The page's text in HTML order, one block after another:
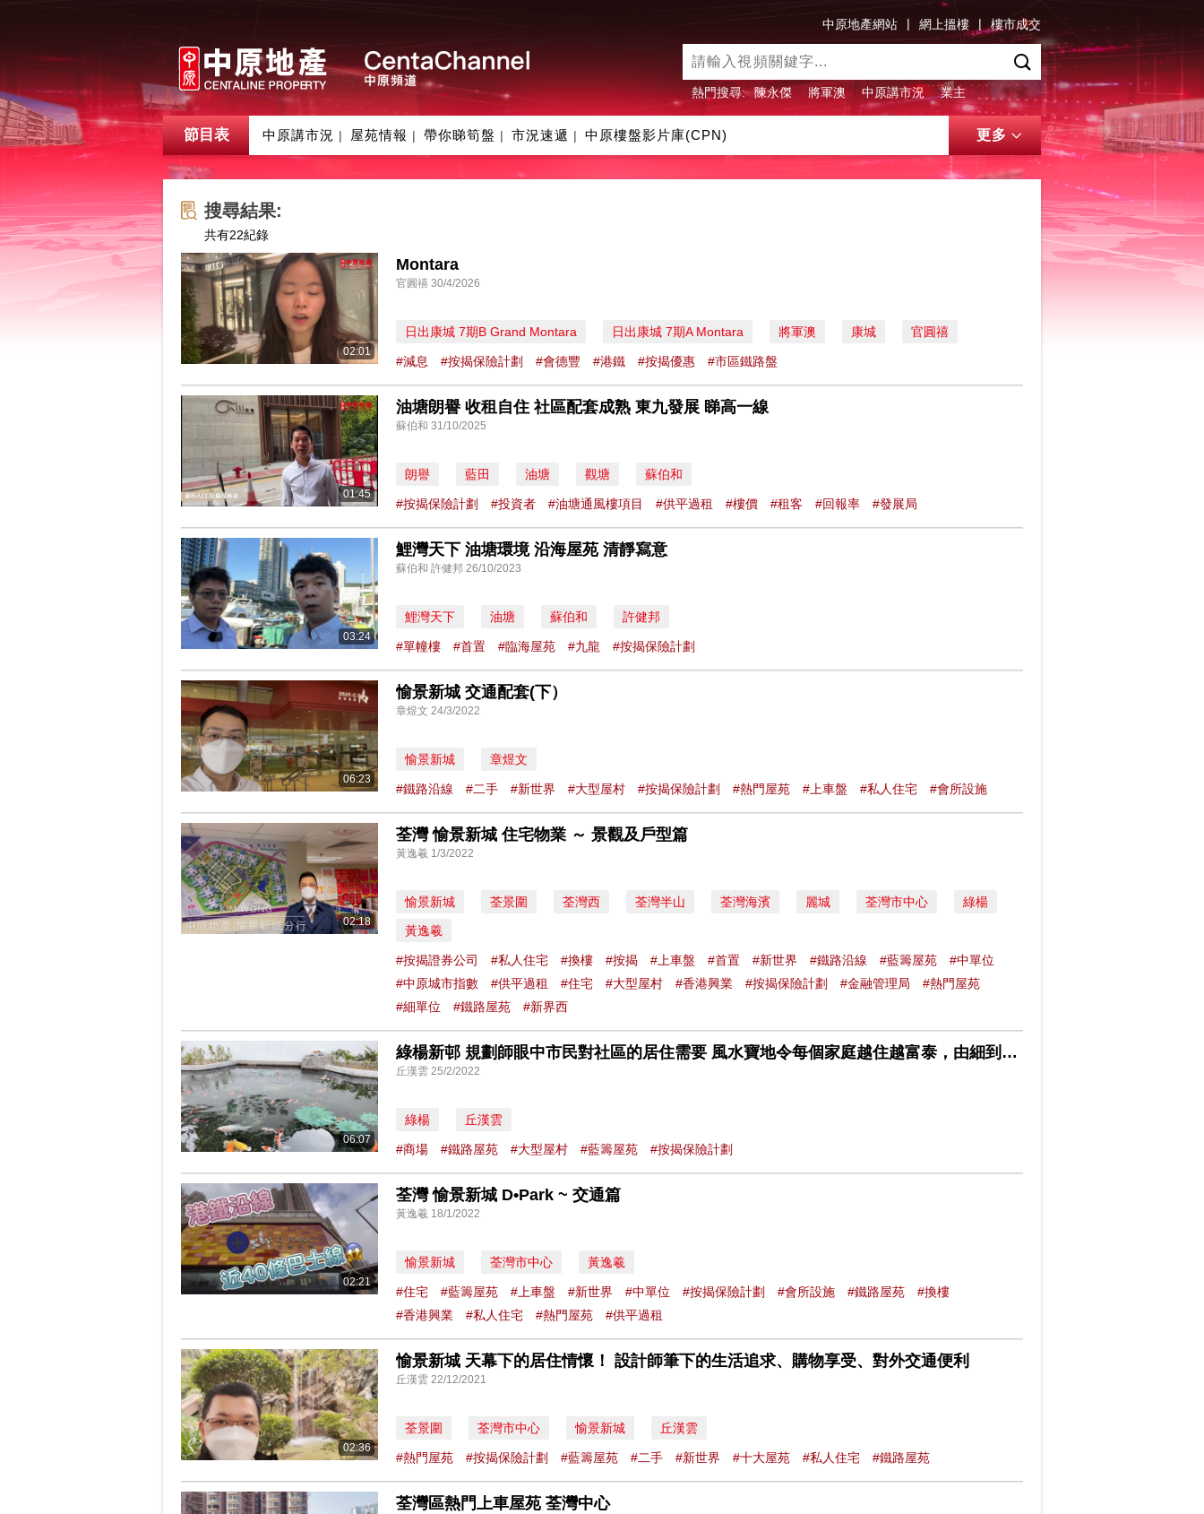
中原地產網站 | 網上搵樓 | 樓市成交
熱門搜尋: 陳永傑 將軍澳 中原講市況 業主
節目表 中原講市況 | 屋苑情報 | 帶你睇筍盤 | 市況速遞 | 中原樓盤影片庫(CPN) 更多
搜尋結果:
共有22紀錄
02:01
Montara
官圓禧 30/4/2026
日出康城 7期B Grand Montara 日出康城 7期A Montara 將軍澳 康城 官圓禧
#減息 #按揭保險計劃 #會德豐 #港鐵 #按揭優惠 #市區鐵路盤
01:45
油塘朗譽 收租自住 社區配套成熟 東九發展 睇高一線
蘇伯和 31/10/2025
朗譽 藍田 油塘 觀塘 蘇伯和
#按揭保險計劃 #投資者 #油塘通風樓項目 #供平過租 #樓價 #租客 #回報率 #發展局
03:24
鯉灣天下 油塘環境 沿海屋苑 清靜寫意
蘇伯和 許健邦 26/10/2023
鯉灣天下 油塘 蘇伯和 許健邦
#單幢樓 #首置 #臨海屋苑 #九龍 #按揭保險計劃
06:23
愉景新城 交通配套(下）
章煜文 24/3/2022
愉景新城 章煜文
#鐵路沿線 #二手 #新世界 #大型屋村 #按揭保險計劃 #熱門屋苑 #上車盤 #私人住宅 #會所設施
02:18
荃灣 愉景新城 住宅物業 ～ 景觀及戶型篇
黃逸羲 1/3/2022
愉景新城 荃景圍 荃灣西 荃灣半山 荃灣海濱 麗城 荃灣市中心
綠楊
黃逸羲
#按揭證券公司 #私人住宅 #換樓 #按揭 #上車盤 #首置 #新世界 #鐵路沿線 #藍籌屋苑
#中單位
#中原城市指數
#供平過租 #住宅 #大型屋村 #香港興業 #按揭保險計劃 #金融管理局
#熱門屋苑
#細單位
#鐵路屋苑 #新界西
06:07
綠楊新邨 規劃師眼中市民對社區的居住需要 風水寶地令每個家庭越住越富泰，由細到大也樂其中
丘漢雲 25/2/2022
綠楊 丘漢雲
#商場 #鐵路屋苑 #大型屋村 #藍籌屋苑 #按揭保險計劃
02:21
荃灣 愉景新城 D•Park ~ 交通篇
黃逸羲 18/1/2022
愉景新城 荃灣市中心 黃逸羲
#住宅 #藍籌屋苑 #上車盤 #新世界 #中單位 #按揭保險計劃 #會所設施 #鐵路屋苑
#換樓
#香港興業
#私人住宅 #熱門屋苑 #供平過租
02:36
愉景新城 天幕下的居住情懷！ 設計師筆下的生活追求、購物享受、對外交通便利
丘漢雲 22/12/2021
荃景圍 荃灣市中心 愉景新城 丘漢雲
#熱門屋苑 #按揭保險計劃 #藍籌屋苑 #二手 #新世界 #十大屋苑 #私人住宅 #鐵路屋苑
荃灣區熱門上車屋苑 荃灣中心